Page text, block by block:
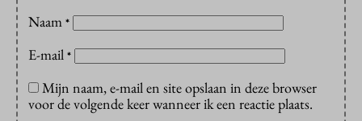
Naam *
E-mail *
Mijn naam, e-mail en site opslaan in deze browser
voor de volgende keer wanneer ik een reactie plaats.